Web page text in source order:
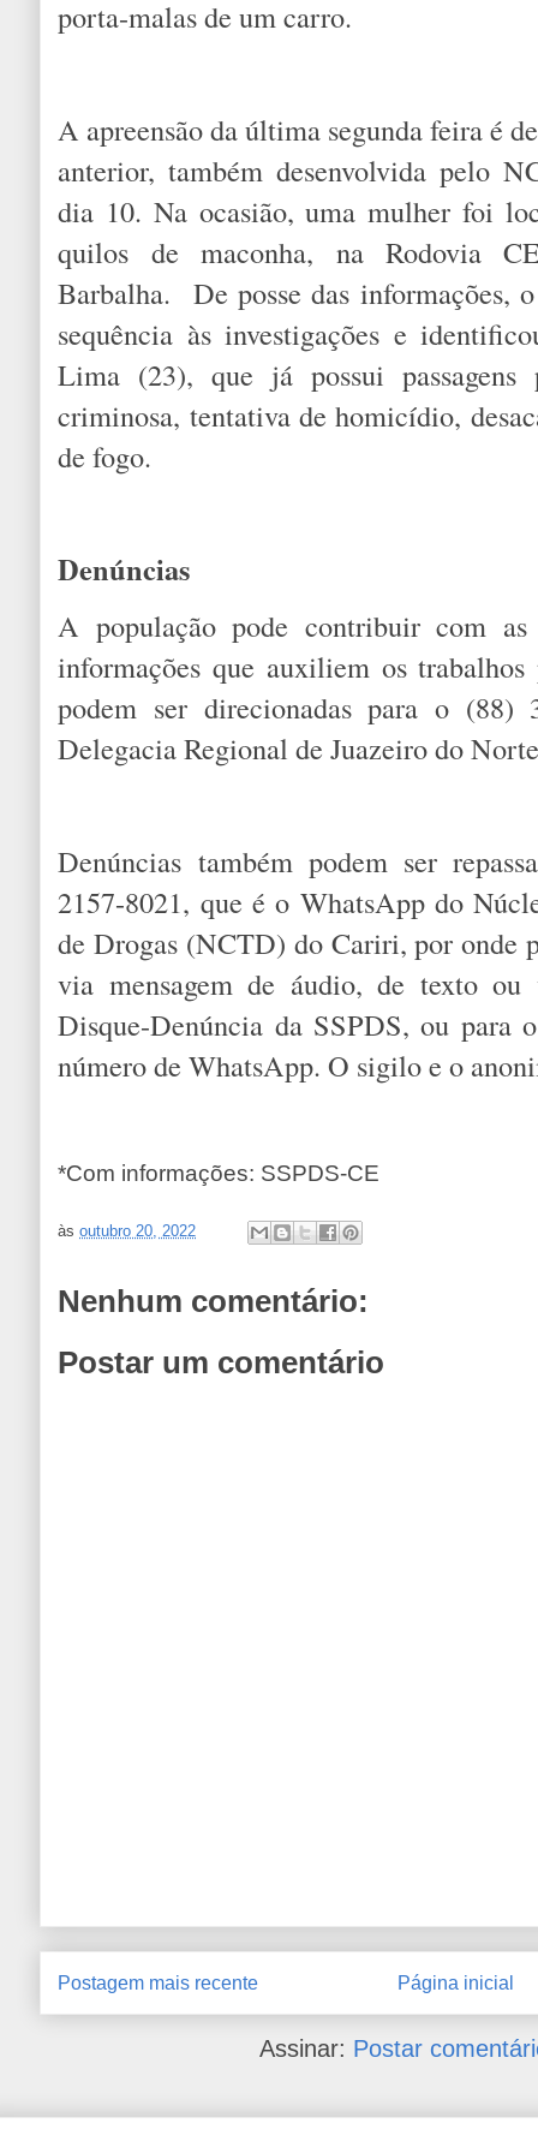
porta-malas de um carro.
A apreensão da última segunda feira é
anterior, também desenvolvida pelo
dia 10. Na ocasião, uma mulher foi
quilos de maconha, na Rodovia
Barbalha. De posse das informações,
sequência às investigações e
Lima (23), que já possui passagens
criminosa, tentativa de homicídio,
de fogo.
Denúncias
A população pode contribuir com as
informações que auxiliem os
podem ser direcionadas para o (88)
Delegacia Regional de Juazeiro do
Denúncias também podem ser
2157-8021, que é o WhatsApp do
de Drogas (NCTD) do Cariri, por onde
via mensagem de áudio, de texto
Disque-Denúncia da SSPDS, ou para
número de WhatsApp. O sigilo e o
*Com informações: SSPDS-CE
àsoutubro 20, 2022
Nenhum comentário:
Postar um comentário
Postagem mais recente Página inicial
Assinar: Postar